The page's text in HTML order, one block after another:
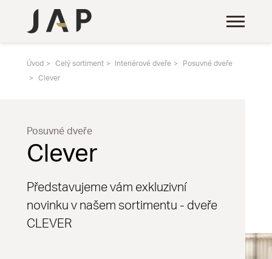
Úvod Celý sortiment Interiérové dveře
Posuvné dveře
Clever
Posuvné dveře
Clever
Představujeme vám exkluzivní
novinku v našem sortimentu - dveře
CLEVER